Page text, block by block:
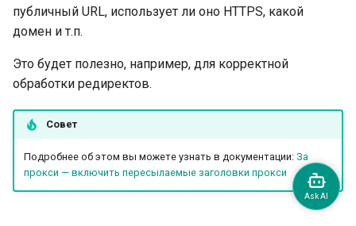
публичный URL, использует ли оно HTTPS, какой
домен и т.п.
Это будет полезно, например, для корректной
обработки редиректов.
Совет
Подробнее об этом вы можете узнать в документации: За
прокси — включить пересылаемые заголовки прокси